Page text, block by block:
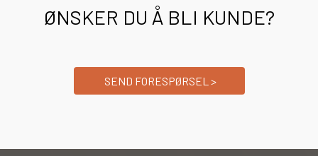
ØNSKER DU Å BLI KUNDE?
SEND FORESPØRSEL >